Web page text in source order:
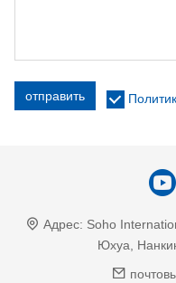
отправить
Адрес: Soho
Юхуа,